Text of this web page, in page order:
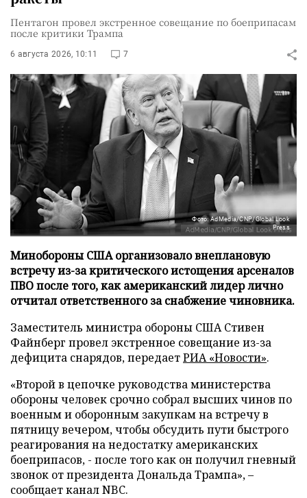
Пентагон провел экстренное совещание по боеприпасам
после критики Трампа
6 августа 2026, 10:11 7
Фото: AdMedia/CNP/Global Look
Press
Минобороны США организовало внеплановую
встречу из-за критического истощения арсеналов
ПВО после того, как американский лидер лично
отчитал ответственного за снабжение чиновника.
Заместитель министра обороны США Стивен
Файнберг провел экстренное совещание из-за
дефицита снарядов, передаетРИА «Новости».
«Второй в цепочке руководства министерства
обороны человек срочно собрал высших чинов по
военным и оборонным закупкам на встречу в
пятницу вечером, чтобы обсудить пути быстрого
реагирования на недостатку американских
боеприпасов, - после того как он получил гневный
звонок от президента Дональда Трампа», –
сообщает канал NBC.